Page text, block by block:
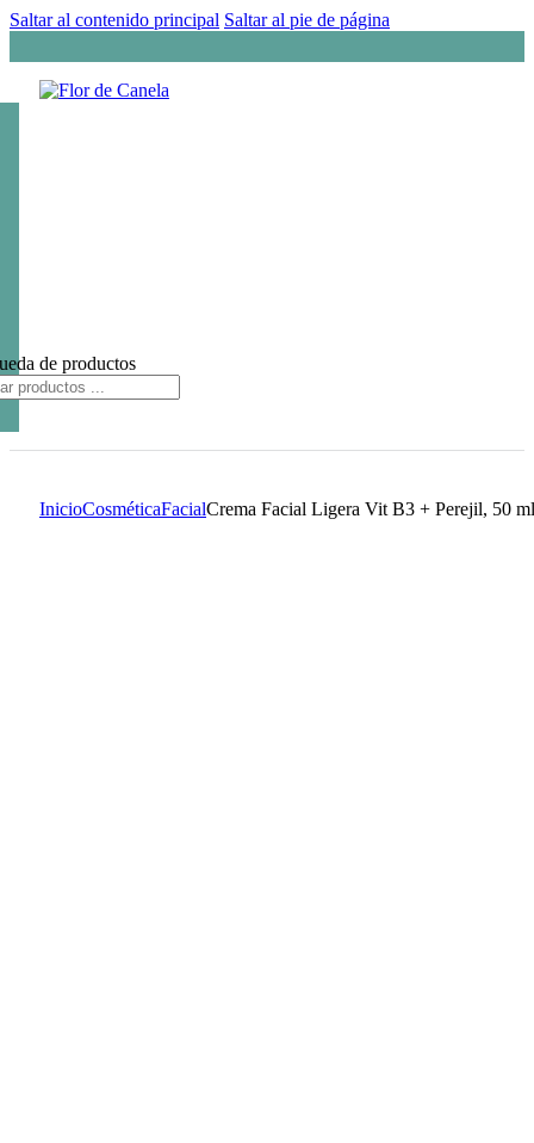
Saltar al contenido principal Saltar al pie de página
de productos
InicioCosméticaFacialCrema Facial Ligera Vit B3 + Perejil, 50